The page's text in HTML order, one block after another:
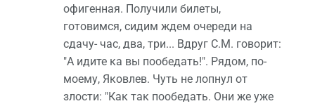
офигенная. Получили билеты,
готовимся, сидим ждем очереди на
сдачу- час, два, три... Вдруг С.М. говорит:
"А идите ка вы пообедать!". Рядом, по-
моему, Яковлев. Чуть не лопнул от
злости: "Как так пообедать. Они же уже